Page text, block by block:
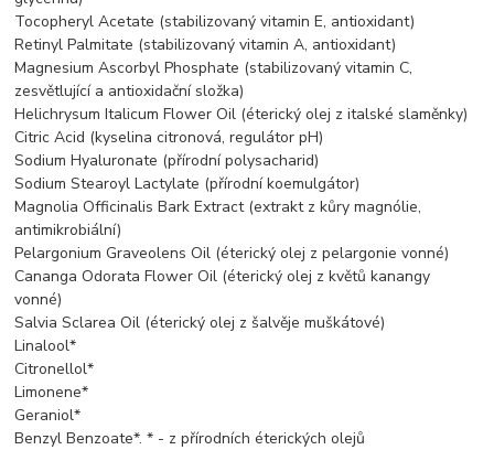
Tocopheryl Acetate (stabilizovaný vitamin E, antioxidant)
Retinyl Palmitate (stabilizovaný vitamin A, antioxidant)
Magnesium Ascorbyl Phosphate (stabilizovaný vitamin C,
zesvětlující a antioxidační složka)
Helichrysum Italicum Flower Oil (éterický olej z italské slaměnky)
Citric Acid (kyselina citronová, regulátor pH)
Sodium Hyaluronate (přírodní polysacharid)
Sodium Stearoyl Lactylate (přírodní koemulgátor)
Magnolia Officinalis Bark Extract (extrakt z kůry magnólie,
antimikrobiální)
Pelargonium Graveolens Oil (éterický olej z pelargonie vonné)
Cananga Odorata Flower Oil (éterický olej z květů kanangy
vonné)
Salvia Sclarea Oil (éterický olej z šalvěje muškátové)
Linalool*
Citronellol*
Limonene*
Geraniol*
Benzyl Benzoate*. * - z přírodních éterických olejů